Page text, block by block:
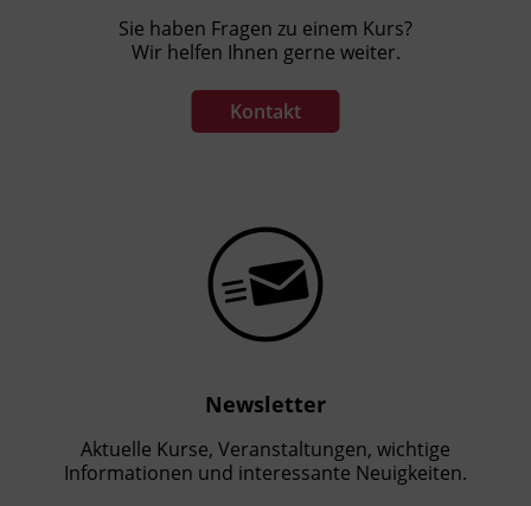
Sie haben Fragen zu einem Kurs?
Wir helfen Ihnen gerne weiter.
Kontakt
Newsletter
Aktuelle Kurse, Veranstaltungen, wichtige
Informationen und interessante Neuigkeiten.